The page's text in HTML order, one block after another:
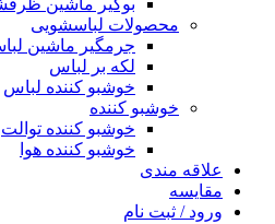
بوگیر ماشین
محصولات لباسشویی
جرمگیر ماشین
لکه بر لباس
خوشبو کننده لباس
خوشبو کننده
خوشبو کننده توالت
خوشبو کننده هوا
علاقه مندی
مقایسه
ورود / ثبت نام